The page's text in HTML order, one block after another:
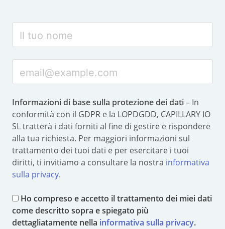
Informazioni di base sulla protezione dei dati– In
conformità con il GDPR e la LOPDGDD, CAPILLARY IO
SL tratterà i dati forniti al fine di gestire e rispondere
alla tua richiesta. Per maggiori informazioni sul
trattamento dei tuoi dati e per esercitare i tuoi
diritti, ti invitiamo a consultare la nostra informativa
sulla privacy.
Ho compreso e accetto il trattamento dei miei dati
come descritto sopra e spiegato più
dettagliatamente nella informativa sulla privacy.